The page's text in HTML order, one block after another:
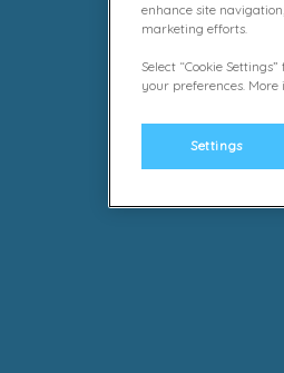
enhance site
marketing efforts.
Select “Cookie
your preferences.
Settings